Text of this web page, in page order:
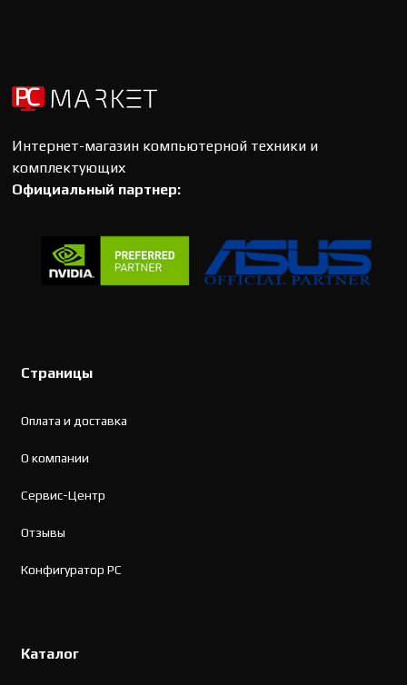
Интернет-магазин компьютерной техники и
комплектующих
Официальный партнер:
Страницы
Оплата и доставка
О компании
Сервис-Центр
Отзывы
Конфигуратор PC
Каталог